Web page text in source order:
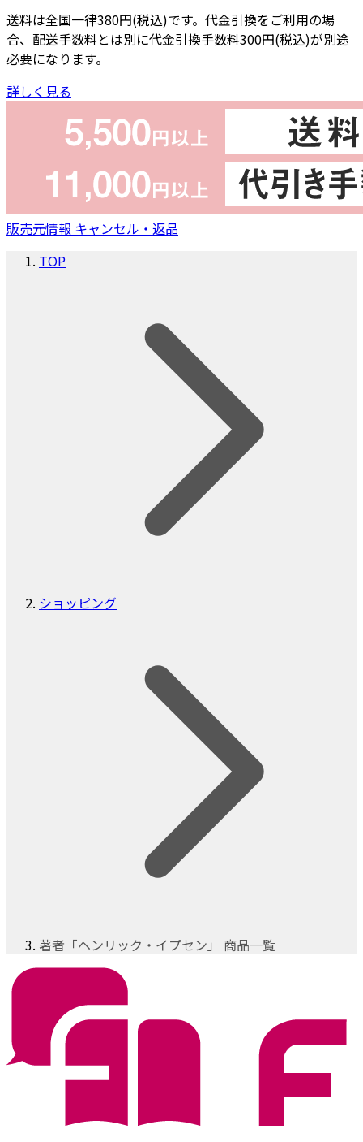
送料は全国一律380円(税込)です。代金引換をご利用の場
合、配送手数料とは別に代金引換手数料300円(税込)が別途
必要になります。
詳しく見る
販売元情報 キャンセル・返品
TOP
ショッピング
著者「ヘンリック・イプセン」 商品一覧